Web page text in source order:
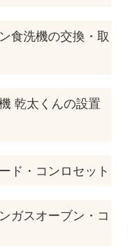
食洗機の交換・取
乾太くんの設置
ド・コンロセット
ガスオーブン・コ